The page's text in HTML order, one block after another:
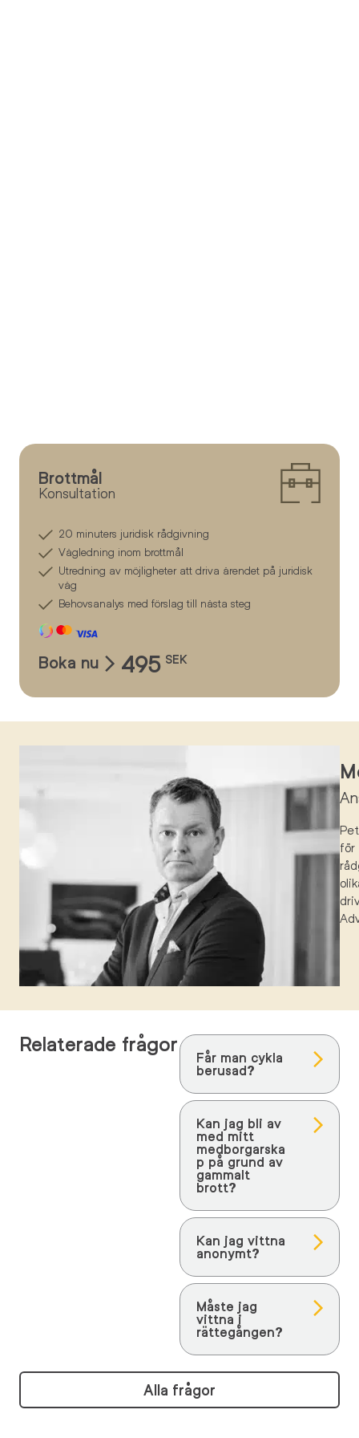
Brottmål
Konsultation
20 minuters juridisk rådgivning
Vägledning inom brottmål
Utredning av möjligheter att driva ärendet på juridisk
väg
Behovsanalys med förslag till nästa steg
Boka nu 495 SEK
för
Relaterade frågor
Får man cykla
berusad?
Kan jag bli av
med mitt
medborgarska
p på grund av
gammalt
brott?
Kan jag vittna
anonymt?
Måste jag
vittna i
rättegången?
Alla frågor